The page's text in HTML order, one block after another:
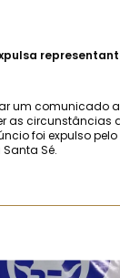
um comunicado
as circunstâncias
foi expulso
Sé.